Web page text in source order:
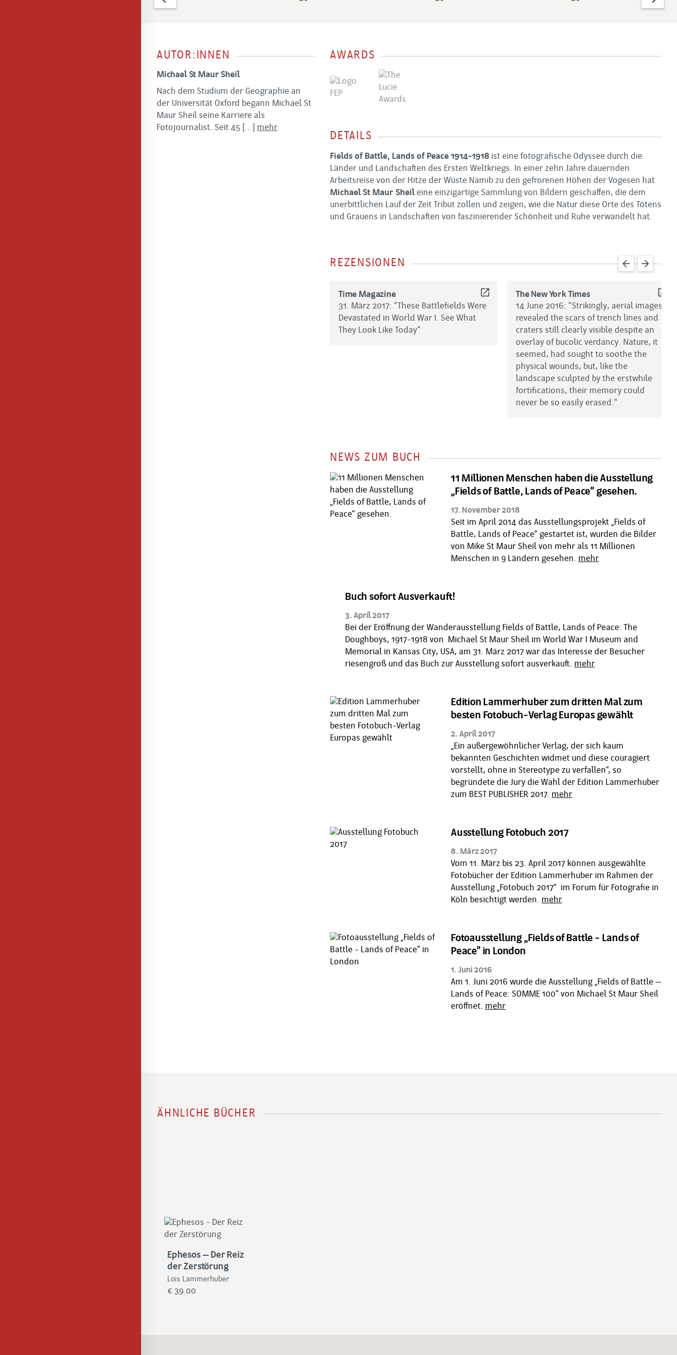
AUTOR:INNEN
Michael St Maur Sheil
Nach dem Studium der Geographie an
der Universität Oxford begann Michael St
Maur Sheil seine Karriere als
Fotojournalist. Seit 45 [...] mehr
AWARDS
DETAILS
Fields of Battle, Lands of Peace 1914-1918 ist eine fotografische Odyssee durch die
Länder und Landschaften des Ersten Weltkriegs. In einer zehn Jahre dauernden
Arbeitsreise von der Hitze der Wüste Namib zu den gefrorenen Höhen der Vogesen hat
Michael St Maur Sheileine einzigartige Sammlung von Bildern geschaffen, die dem
unerbittlichen Lauf der Zeit Tribut zollen und zeigen, wie die Natur diese Orte des Tötens
und Grauens in Landschaften von faszinierender Schönheit und Ruhe verwandelt hat.
REZENSIONEN arrow_back arrow_forward
Time Magazine open_in_new
31. März 2017: "These Battlefields Were
Devastated in World War I. See What
They Look Like Today“
The New York Times open_in_new
14 June 2016: "Strikingly, aerial images
revealed the scars of trench lines and
craters still clearly visible despite an
overlay of bucolic verdancy. Nature, it
seemed, had sought to soothe the
physical wounds, but, like the
landscape sculpted by the erstwhile
fortifications, their memory could
never be so easily erased."
NEWS ZUM BUCH
11 Millionen Menschen haben die Ausstellung
„Fields of Battle, Lands of Peace“ gesehen.
17. November 2018
Seit im April 2014 das Ausstellungsprojekt „Fields of
Battle, Lands of Peace“ gestartet ist, wurden die Bilder
von Mike St Maur Sheil von mehr als 11 Millionen
Menschen in 9 Ländern gesehen. mehr
Buch sofort Ausverkauft!
3. April 2017
Bei der Eröffnung der Wanderausstellung Fields of Battle, Lands of Peace: The
Doughboys, 1917-1918 von Michael St Maur Sheil im World War I Museum and
Memorial in Kansas City, USA, am 31. März 2017 war das Interesse der Besucher
riesengroß und das Buch zur Ausstellung sofort ausverkauft. mehr
Edition Lammerhuber zum dritten Mal zum
besten Fotobuch-Verlag Europas gewählt
2. April 2017
„Ein außergewöhnlicher Verlag, der sich kaum
bekannten Geschichten widmet und diese couragiert
vorstellt, ohne in Stereotype zu verfallen“, so
begründete die Jury die Wahl der Edition Lammerhuber
zum BEST PUBLISHER 2017. mehr
Ausstellung Fotobuch 2017
8. März 2017
Vom 11. März bis 23. April 2017 können ausgewählte
Fotobücher der Edition Lammerhuber im Rahmen der
Ausstellung „Fotobuch 2017“ im Forum für Fotografie in
Köln besichtigt werden. mehr
Fotoausstellung „Fields of Battle - Lands of
Peace” in London
1. Juni 2016
Am 1. Juni 2016 wurde die Ausstellung „Fields of Battle –
Lands of Peace: SOMME 100” von Michael St Maur Sheil
eröffnet. mehr
ÄHNLICHE BÜCHER
Ephesos – Der Reiz
der Zerstörung
Lois Lammerhuber
€ 39.00